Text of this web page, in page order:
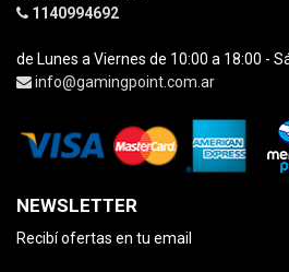
1140994692
de Lunes a Viernes de 10:00 a 18:00 -
info@gamingpoint.com.ar
NEWSLETTER
Recibí ofertas en tu email